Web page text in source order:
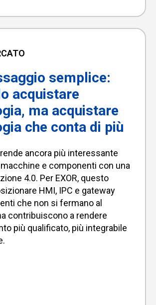
semplice:
acquistare
ma acquistare
che conta di più
ancora più interessante
e componenti con una
4.0. Per EXOR, questo
HMI, IPC e gateway
che non si fermano al
contribuiscono a rendere
più qualificato, più integrabile